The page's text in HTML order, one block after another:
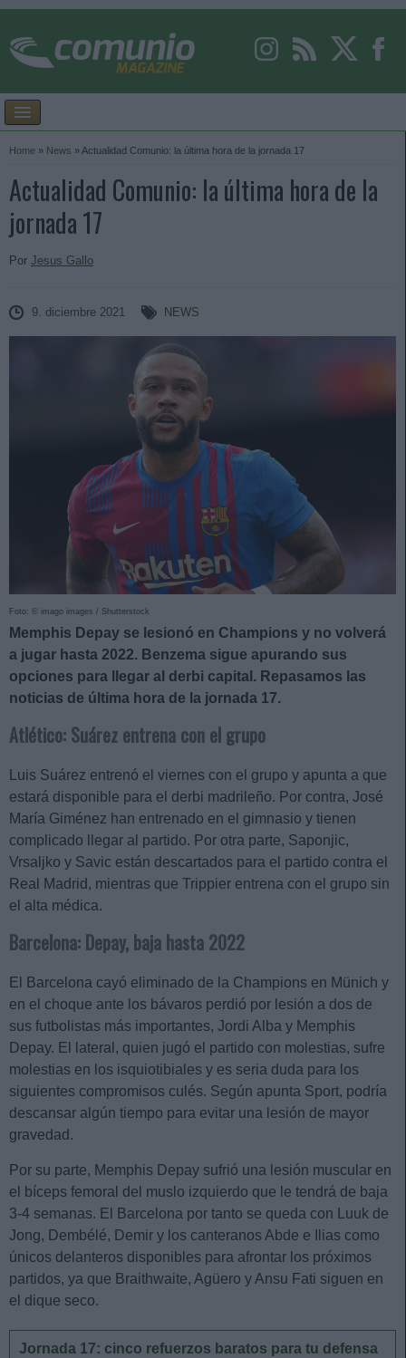
Home » News » Actualidad Comunio: la última hora de la jornada 17
Actualidad Comunio: la última hora de la
jornada 17
Por Jesus Gallo
9. diciembre 2021 NEWS
Foto: © imago images / Shutterstock
Memphis Depay se lesionó en Champions y no volverá
a jugar hasta 2022. Benzema sigue apurando sus
opciones para llegar al derbi capital. Repasamos las
noticias de última hora de la jornada 17.
Atlético: Suárez entrena con el grupo
Luis Suárez entrenó el viernes con el grupo y apunta a que
estará disponible para el derbi madrileño. Por contra, José
María Giménez han entrenado en el gimnasio y tienen
complicado llegar al partido. Por otra parte, Saponjic,
Vrsaljko y Savic están descartados para el partido contra el
Real Madrid, mientras que Trippier entrena con el grupo sin
el alta médica.
Barcelona: Depay, baja hasta 2022
El Barcelona cayó eliminado de la Champions en Münich y
en el choque ante los bávaros perdió por lesión a dos de
sus futbolistas más importantes, Jordi Alba y Memphis
Depay. El lateral, quien jugó el partido con molestias, sufre
molestias en los isquiotibiales y es seria duda para los
siguientes compromisos culés. Según apunta Sport, podría
descansar algún tiempo para evitar una lesión de mayor
gravedad.
Por su parte, Memphis Depay sufrió una lesión muscular en
el bíceps femoral del muslo izquierdo que le tendrá de baja
3-4 semanas. El Barcelona por tanto se queda con Luuk de
Jong, Dembélé, Demir y los canteranos Abde e Ilias como
únicos delanteros disponibles para afrontar los próximos
partidos, ya que Braithwaite, Agüero y Ansu Fati siguen en
el dique seco.
Jornada 17: cinco refuerzos baratos para tu defensa